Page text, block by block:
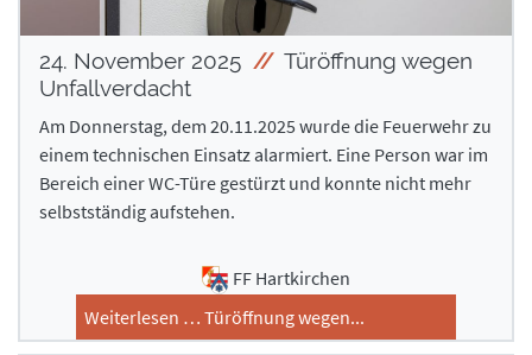
24. November 2025
Türöffnung wegen
Unfallverdacht
Am Donnerstag, dem 20.11.2025 wurde die Feuerwehr zu
einem technischen Einsatz alarmiert. Eine Person war im
Bereich einer WC-Türe gestürzt und konnte nicht mehr
selbstständig aufstehen.
FF Hartkirchen
Weiterlesen … Türöffnung wegen...